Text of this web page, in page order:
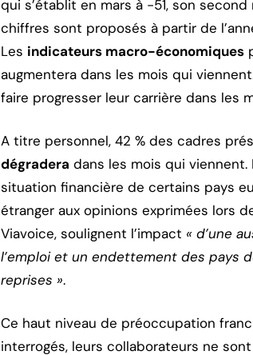
qui s’établit en mars à -51, son
chiffres sont proposés à partir de
Les indicateurs macro-économiques
augmentera dans les mois qui
faire progresser leur carrière dans les
A titre personnel, 42 % des cadres
dégradera dans les mois qui
situation financière de certains pays
étranger aux opinions exprimées lors
Viavoice, soulignent l’impact « d’une
l’emploi et un endettement des pays
reprises ».
Ce haut niveau de préoccupation
interrogés, leurs collaborateurs ne